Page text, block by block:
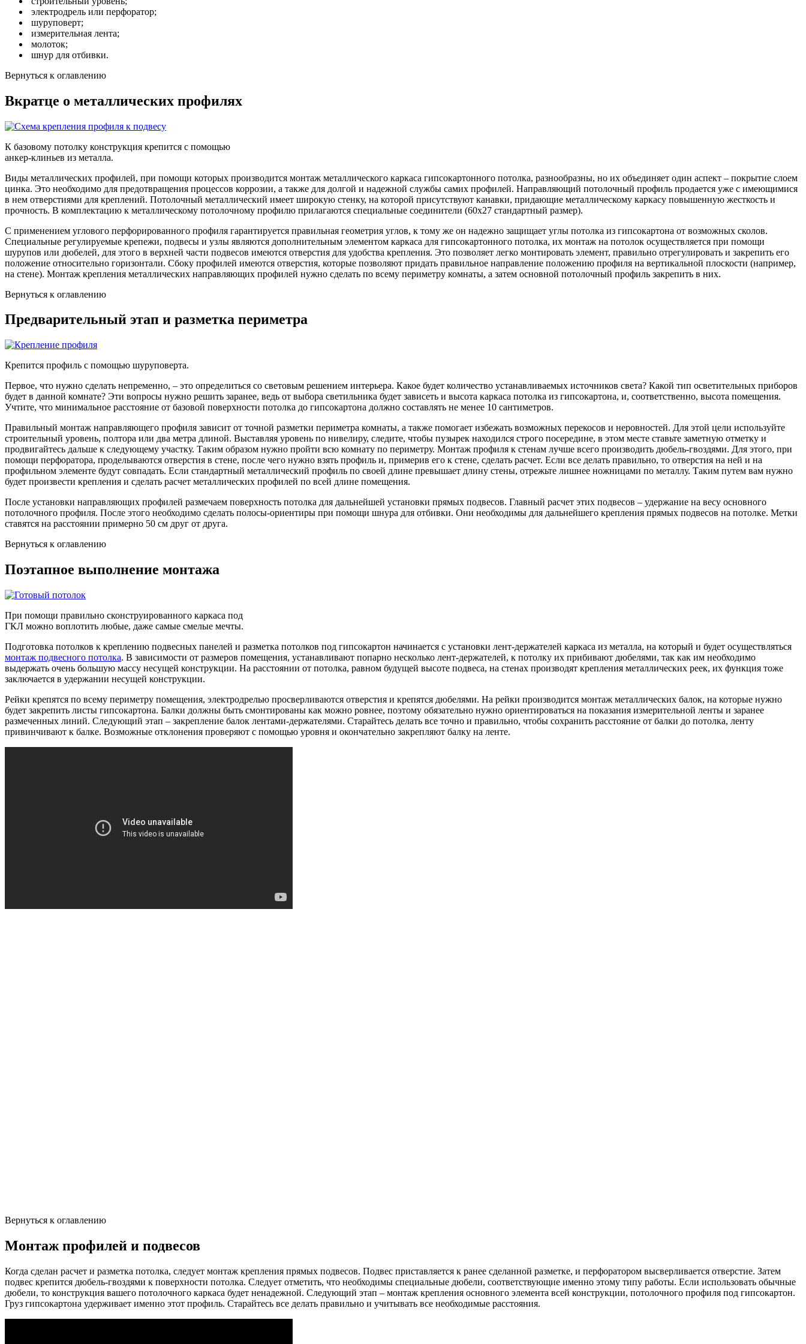
электродрель или перфоратор;
шуруповерт;
измерительная лента;
молоток;
шнур для отбивки.
Вернуться к оглавлению
Вкратце о металлических профилях
К базовому потолку конструкция крепится с помощью
анкер-клиньев из металла.
Виды металлических профилей, при помощи которых производится монтаж металлического каркаса гипсокартонного потолка, разнообразны, но их объединяет один аспект – покрытие слоем
цинка. Это необходимо для предотвращения процессов коррозии, а также для долгой и надежной службы самих профилей. Направляющий потолочный профиль продается уже с имеющимися
в нем отверстиями для креплений. Потолочный металлический имеет широкую стенку, на которой присутствуют канавки, придающие металлическому каркасу повышенную жесткость и
прочность. В комплектацию к металлическому потолочному профилю прилагаются специальные соединители (60х27 стандартный размер).
С применением углового перфорированного профиля гарантируется правильная геометрия углов, к тому же он надежно защищает углы потолка из гипсокартона от возможных сколов.
Специальные регулируемые крепежи, подвесы и узлы являются дополнительным элементом каркаса для гипсокартонного потолка, их монтаж на потолок осуществляется при помощи
шурупов или дюбелей, для этого в верхней части подвесов имеются отверстия для удобства крепления. Это позволяет легко монтировать элемент, правильно отрегулировать и закрепить его
положение относительно горизонтали. Сбоку профилей имеются отверстия, которые позволяют придать правильное направление положению профиля на вертикальной плоскости (например,
на стене). Монтаж крепления металлических направляющих профилей нужно сделать по всему периметру комнаты, а затем основной потолочный профиль закрепить в них.
Вернуться к оглавлению
Предварительный этап и разметка периметра
Крепится профиль с помощью шуруповерта.
Первое, что нужно сделать непременно, – это определиться со световым решением интерьера. Какое будет количество устанавливаемых источников света? Какой тип осветительных приборов
будет в данной комнате? Эти вопросы нужно решить заранее, ведь от выбора светильника будет зависеть и высота каркаса потолка из гипсокартона, и, соответственно, высота помещения.
Учтите, что минимальное расстояние от базовой поверхности потолка до гипсокартона должно составлять не менее 10 сантиметров.
Правильный монтаж направляющего профиля зависит от точной разметки периметра комнаты, а также помогает избежать возможных перекосов и неровностей. Для этой цели используйте
строительный уровень, полтора или два метра длиной. Выставляя уровень по нивелиру, следите, чтобы пузырек находился строго посередине, в этом месте ставьте заметную отметку и
продвигайтесь дальше к следующему участку. Таким образом нужно пройти всю комнату по периметру. Монтаж профиля к стенам лучше всего производить дюбель-гвоздями. Для этого, при
помощи перфоратора, проделываются отверстия в стене, после чего нужно взять профиль и, примерив его к стене, сделать расчет. Если все делать правильно, то отверстия на ней и на
профильном элементе будут совпадать. Если стандартный металлический профиль по своей длине превышает длину стены, отрежьте лишнее ножницами по металлу. Таким путем вам нужно
будет произвести крепления и сделать расчет металлических профилей по всей длине помещения.
После установки направляющих профилей размечаем поверхность потолка для дальнейшей установки прямых подвесов. Главный расчет этих подвесов – удержание на весу основного
потолочного профиля. После этого необходимо сделать полосы-ориентиры при помощи шнура для отбивки. Они необходимы для дальнейшего крепления прямых подвесов на потолке. Метки
ставятся на расстоянии примерно 50 см друг от друга.
Вернуться к оглавлению
Поэтапное выполнение монтажа
При помощи правильно сконструированного каркаса под
ГКЛ можно воплотить любые, даже самые смелые мечты.
Подготовка потолков к креплению подвесных панелей и разметка потолков под гипсокартон начинается с установки лент-держателей каркаса из металла, на который и будет осуществляться
монтаж подвесного потолка. В зависимости от размеров помещения, устанавливают попарно несколько лент-держателей, к потолку их прибивают дюбелями, так как им необходимо
выдержать очень большую массу несущей конструкции. На расстоянии от потолка, равном будущей высоте подвеса, на стенах производят крепления металлических реек, их функция тоже
заключается в удержании несущей конструкции.
Рейки крепятся по всему периметру помещения, электродрелью просверливаются отверстия и крепятся дюбелями. На рейки производится монтаж металлических балок, на которые нужно
будет закрепить листы гипсокартона. Балки должны быть смонтированы как можно ровнее, поэтому обязательно нужно ориентироваться на показания измерительной ленты и заранее
размеченных линий. Следующий этап – закрепление балок лентами-держателями. Старайтесь делать все точно и правильно, чтобы сохранить расстояние от балки до потолка, ленту
привинчивают к балке. Возможные отклонения проверяют с помощью уровня и окончательно закрепляют балку на ленте.
Вернуться к оглавлению
Монтаж профилей и подвесов
Когда сделан расчет и разметка потолка, следует монтаж крепления прямых подвесов. Подвес приставляется к ранее сделанной разметке, и перфоратором высверливается отверстие. Затем
подвес крепится дюбель-гвоздями к поверхности потолка. Следует отметить, что необходимы специальные дюбели, соответствующие именно этому типу работы. Если использовать обычные
дюбели, то конструкция вашего потолочного каркаса будет ненадежной. Следующий этап – монтаж крепления основного элемента всей конструкции, потолочного профиля под гипсокартон.
Груз гипсокартона удерживает именно этот профиль. Старайтесь все делать правильно и учитывать все необходимые расстояния.